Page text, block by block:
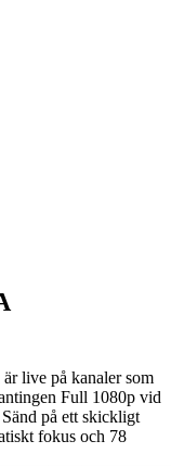
live på kanaler som
Full 1080p vid
på ett skickligt
fokus och 78